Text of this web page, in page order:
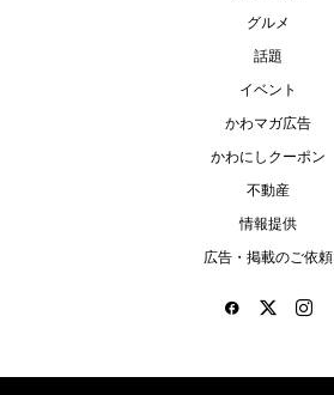
グルメ
話題
イベント
かわマガ広告
かわにしクーポン
不動産
情報提供
広告・掲載のご依頼